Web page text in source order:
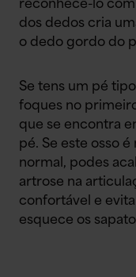
reconhecê-lo
dos dedos cria
o dedo gordo do
Se tens um pé
foques no
que se encontra
pé. Se este osso
normal, podes
artrose na
confortável e
esquece os